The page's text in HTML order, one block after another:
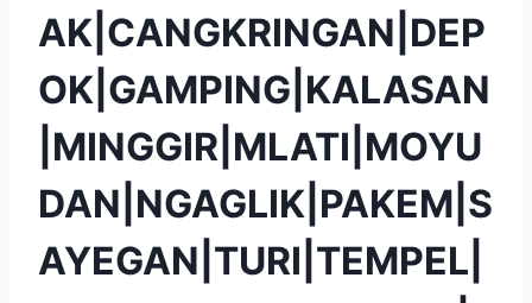
AK|CANGKRINGAN|DEP
OK|GAMPING|KALASAN
|MINGGIR|MLATI|MOYU
DAN|NGAGLIK|PAKEM|S
AYEGAN|TURI|TEMPEL|